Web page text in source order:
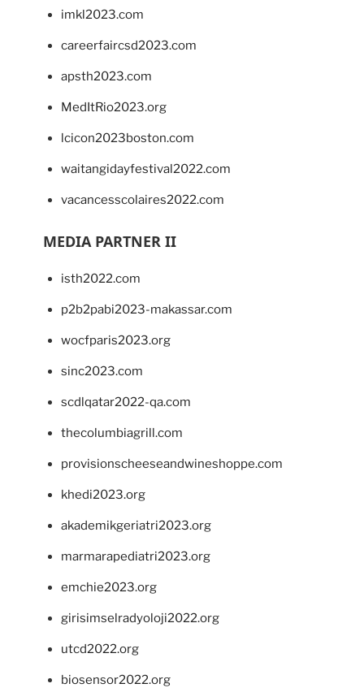
imkl2023.com
careerfaircsd2023.com
apsth2023.com
MedItRio2023.org
lcicon2023boston.com
waitangidayfestival2022.com
vacancesscolaires2022.com
MEDIA PARTNER II
isth2022.com
p2b2pabi2023-makassar.com
wocfparis2023.org
sinc2023.com
scdlqatar2022-qa.com
thecolumbiagrill.com
provisionscheeseandwineshoppe.com
khedi2023.org
akademikgeriatri2023.org
marmarapediatri2023.org
emchie2023.org
girisimselradyoloji2022.org
utcd2022.org
biosensor2022.org